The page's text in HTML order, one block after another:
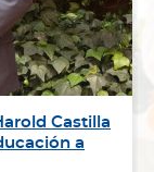
Castilla
a